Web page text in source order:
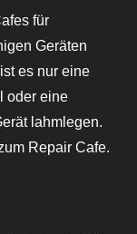
für
Geräten
es nur eine
oder eine
lahmlegen.
Repair Cafe.